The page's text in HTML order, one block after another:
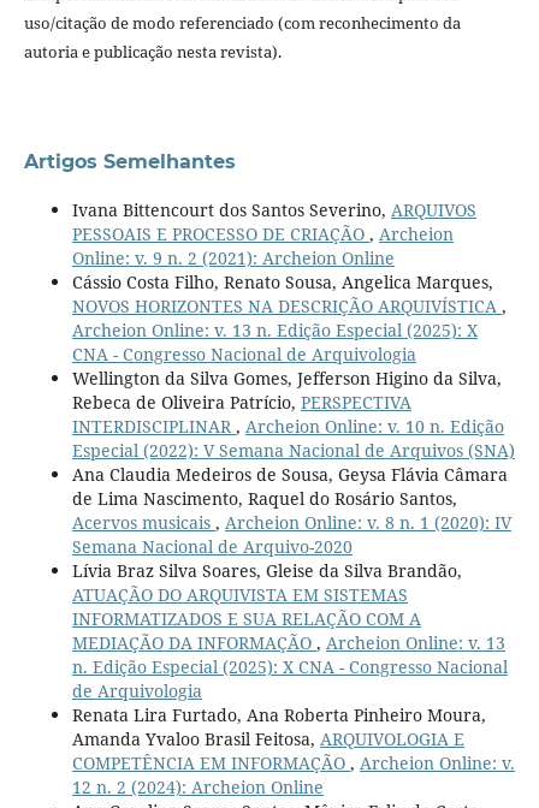
uso/citação de modo referenciado (com reconhecimento da
autoria e publicação nesta revista).
Artigos Semelhantes
Ivana Bittencourt dos Santos Severino, ARQUIVOS
PESSOAIS E PROCESSO DE CRIAÇÃO , Archeion
Online: v. 9 n. 2 (2021): Archeion Online
Cássio Costa Filho, Renato Sousa, Angelica Marques,
NOVOS HORIZONTES NA DESCRIÇÃO ARQUIVÍSTICA ,
Archeion Online: v. 13 n. Edição Especial (2025): X
CNA - Congresso Nacional de Arquivologia
Wellington da Silva Gomes, Jefferson Higino da Silva,
Rebeca de Oliveira Patrício, PERSPECTIVA
INTERDISCIPLINAR, Archeion Online: v. 10 n. Edição
Especial (2022): V Semana Nacional de Arquivos (SNA)
Ana Claudia Medeiros de Sousa, Geysa Flávia Câmara
de Lima Nascimento, Raquel do Rosário Santos,
Acervos musicais , Archeion Online: v. 8 n. 1 (2020): IV
Semana Nacional de Arquivo-2020
Lívia Braz Silva Soares, Gleise da Silva Brandão,
ATUAÇÃO DO ARQUIVISTA EM SISTEMAS
INFORMATIZADOS E SUA RELAÇÃO COM A
MEDIAÇÃO DA INFORMAÇÃO , Archeion Online: v. 13
n. Edição Especial (2025): X CNA - Congresso Nacional
de Arquivologia
Renata Lira Furtado, Ana Roberta Pinheiro Moura,
Amanda Yvaloo Brasil Feitosa, ARQUIVOLOGIA E
COMPETÊNCIA EM INFORMAÇÃO , Archeion Online: v.
12 n. 2 (2024): Archeion Online